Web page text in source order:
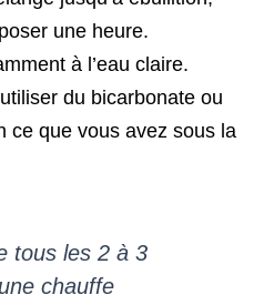
une heure.
à l’eau claire.
du bicarbonate ou
ce que vous avez sous la
tous les 2 à 3
chauffe